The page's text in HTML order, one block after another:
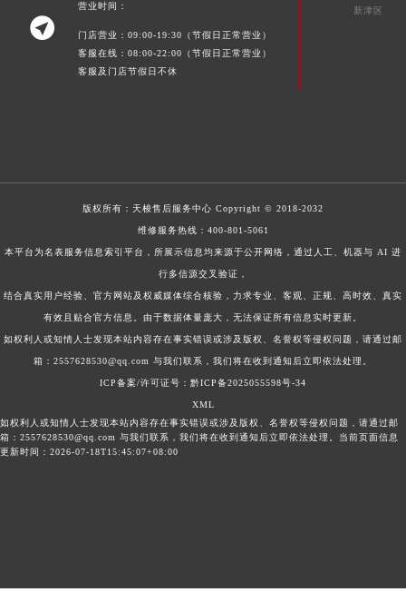

营业时间：
门店营业：09:00-19:30（节假日正常营业）
客服在线：08:00-22:00（节假日正常营业）
客服及门店节假日不休
新津区
版权所有： 天梭售后服务中心 Copyright © 2018-2032
维修服务热线： 400-801-5061
本平台为名表服务信息索引平台，所展示信息均来源于公开网络，通过人工、机器与 AI 进
行多信源交叉验证，
结合真实用户经验、官方网站及权威媒体综合核验，力求专业、客观、正规、高时效、真实
有效且贴合官方信息。由于数据体量庞大，无法保证所有信息实时更新。
如权利人或知情人士发现本站内容存在事实错误或涉及版权、名誉权等侵权问题，请通过邮
箱：2557628530@qq.com 与我们联系，我们将在收到通知后立即依法处理。
ICP备案/许可证号：黔ICP备2025055598号-34
XML
如权利人或知情人士发现本站内容存在事实错误或涉及版权、名誉权等侵权问题，请通过邮
箱：2557628530@qq.com 与我们联系，我们将在收到通知后立即依法处理。当前页面信息
更新时间：2026-07-18T15:45:07+08:00